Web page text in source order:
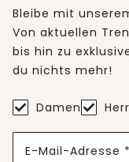
Bleibe mit
Von aktuellen
bis hin zu
du nichts mehr!
Damen
E-Mail-Adresse *